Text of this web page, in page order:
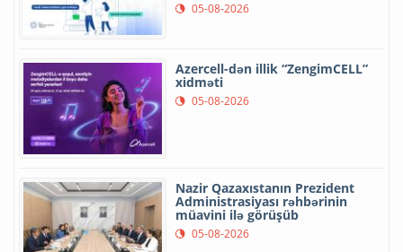
05-08-2026
Azercell-dən illik “ZengimCELL”
xidməti
05-08-2026
Nazir Qazaxıstanın Prezident
Administrasiyası rəhbərinin
müavini ilə görüşüb
05-08-2026